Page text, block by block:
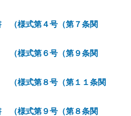
（様式第４号（第７条関
式第６号（第９条関
式第８号（第１１条関
（様式第９号（第８条関